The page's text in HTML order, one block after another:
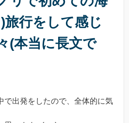
行をして感じ
(本当に長文で
で出発をしたので、全体的に気